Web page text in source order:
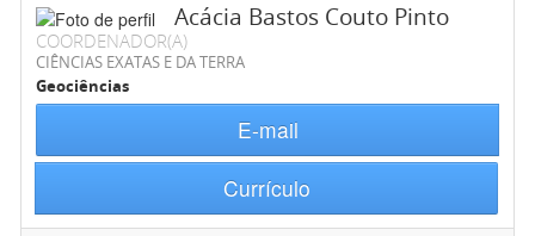
Acácia Bastos Couto Pinto
COORDENADOR(A)
CIÊNCIAS EXATAS E DA TERRA
Geociências
E-mail
Currículo